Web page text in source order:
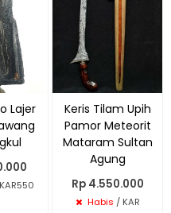
Lajer
Keris Tilam Upih
Pamor Meteorit
Mataram Sultan
Agung
Rp 4.550.000
Habis / KAR